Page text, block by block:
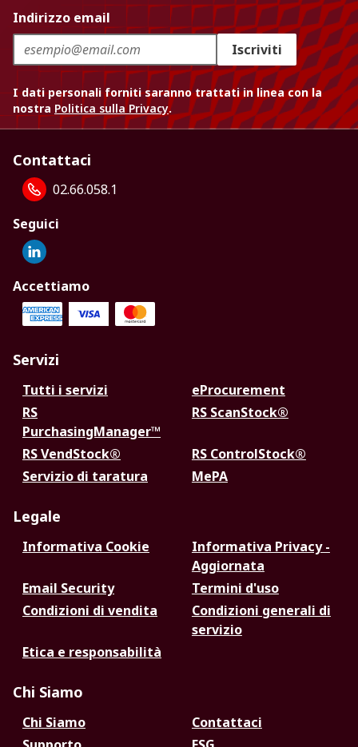
Indirizzo email
Iscriviti
I dati personali forniti saranno trattati in linea con la
nostra Politica sulla Privacy.
Contattaci
02.66.058.1
Seguici
Accettiamo
Servizi
Tutti i servizi
eProcurement
RS
PurchasingManager™
RS ScanStock®
RS VendStock®
RS ControlStock®
Servizio di taratura
MePA
Legale
Informativa Cookie
Informativa Privacy -
Aggiornata
Email Security
Termini d'uso
Condizioni di vendita
Condizioni generali di
servizio
Etica e responsabilità
Chi Siamo
Chi Siamo
Contattaci